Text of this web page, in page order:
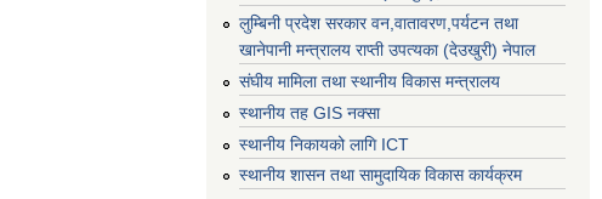
लुम्बिनी प्रदेश सरकार वन,वातावरण,पर्यटन तथा
खानेपानी मन्त्रालय राप्ती उपत्यका (देउखुरी) नेपाल
संघीय मामिला तथा स्थानीय विकास मन्त्रालय
स्थानीय तह GIS नक्सा
स्थानीय निकायको लागि ICT
स्थानीय शासन तथा सामुदायिक विकास कार्यक्रम